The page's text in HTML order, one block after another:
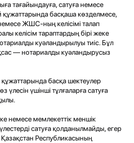
тағайындауға, сатуға немесе
құжаттарында басқаша көзделмесе,
ЖШС-ның келісімі талап
келісім тараптардың бірі жеке
куәландырылуы тиіс. Бұл
— нотариалды куәландырусыз
басқа шектеулер
үлесін үшінші тұлғаларға сатуға
немесе мемлекеттік меншік
сатуға қолданылмайды, егер
Қазақстан Республикасының